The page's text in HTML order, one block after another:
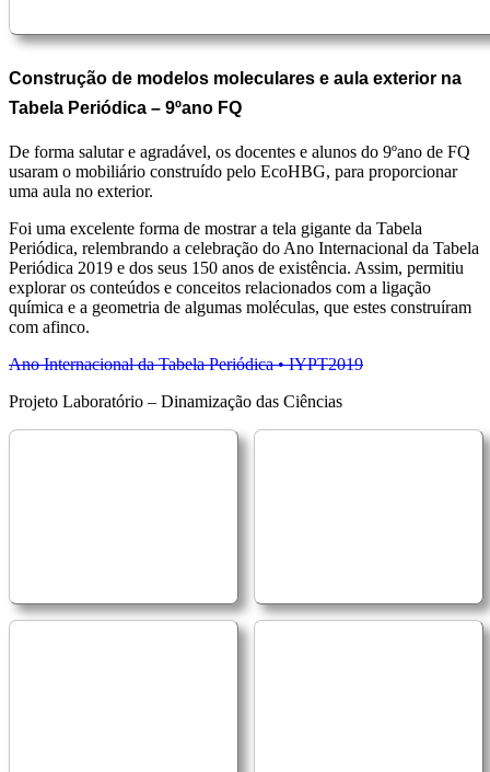
Construção de modelos moleculares e aula exterior na
Tabela Periódica – 9ºano FQ
De forma salutar e agradável, os docentes e alunos do 9ºano de FQ
usaram o mobiliário construído pelo EcoHBG, para proporcionar
uma aula no exterior.
Foi uma excelente forma de mostrar a tela gigante da Tabela
Periódica, relembrando a celebração do Ano Internacional da Tabela
Periódica 2019 e dos seus 150 anos de existência. Assim, permitiu
explorar os conteúdos e conceitos relacionados com a ligação
química e a geometria de algumas moléculas, que estes construíram
com afinco.
Ano Internacional da Tabela Periódica • IYPT2019
Projeto Laboratório – Dinamização das Ciências